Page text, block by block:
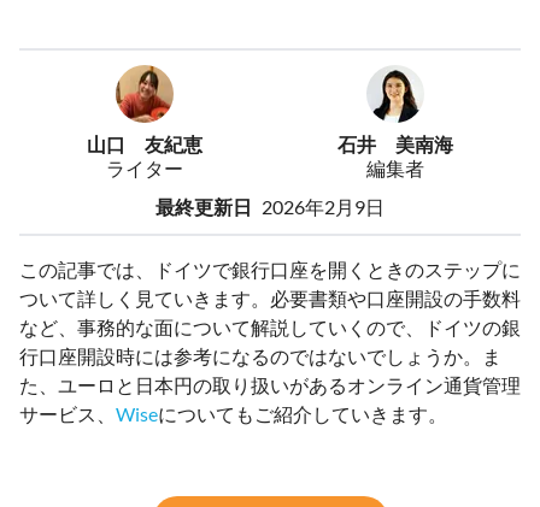
山口 友紀恵
ライター
石井 美南海
編集者
最終更新日 2026年2月9日
この記事では、ドイツで銀行口座を開くときのステップに
ついて詳しく見ていきます。必要書類や口座開設の手数料
など、事務的な面について解説していくので、ドイツの銀
行口座開設時には参考になるのではないでしょうか。ま
た、ユーロと日本円の取り扱いがあるオンライン通貨管理
サービス、 Wiseについてもご紹介していきます。